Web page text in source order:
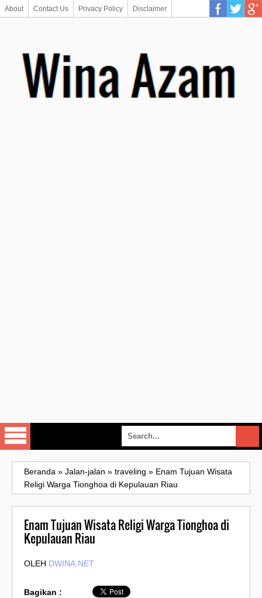
About Contact Us Privacy Policy Disclaimer
Beranda » Jalan-jalan » traveling » Enam Tujuan Wisata
Religi Warga Tionghoa di Kepulauan Riau
Enam Tujuan Wisata Religi Warga Tionghoa di
Kepulauan Riau
OLEH DWINA.NET
Bagikan :